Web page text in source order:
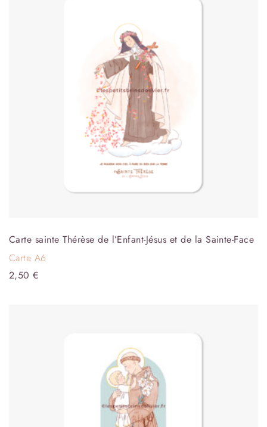
Carte sainte Thérèse de l’Enfant-Jésus et de la Sainte-Face
Carte A6
2,50€